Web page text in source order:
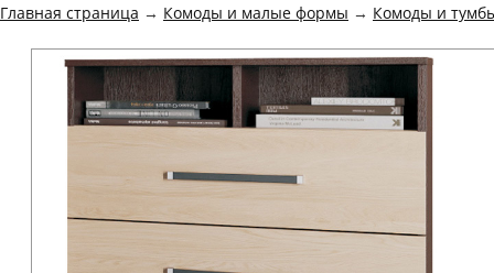
Главная страница → Комоды и малые формы → Комоды и